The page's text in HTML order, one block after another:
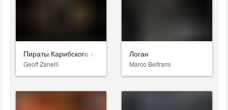
Пираты Карибского моря: Мертвецы не рассказывают сказки
Geoff Zanelli
Логан
Marco Beltrami